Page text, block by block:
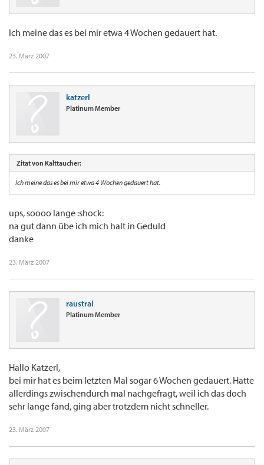
Ich meine das es bei mir etwa 4 Wochen gedauert hat.
23. März 2007
katzerl
Platinum Member
Zitat von Kalttaucher:
Ich meine das es bei mir etwa 4 Wochen gedauert hat.
ups, soooo lange :shock:
na gut dann übe ich mich halt in Geduld
danke
23. März 2007
raustral
Platinum Member
Hallo Katzerl,
bei mir hat es beim letzten Mal sogar 6 Wochen gedauert. Hatte
allerdings zwischendurch mal nachgefragt, weil ich das doch
sehr lange fand, ging aber trotzdem nicht schneller.
23. März 2007